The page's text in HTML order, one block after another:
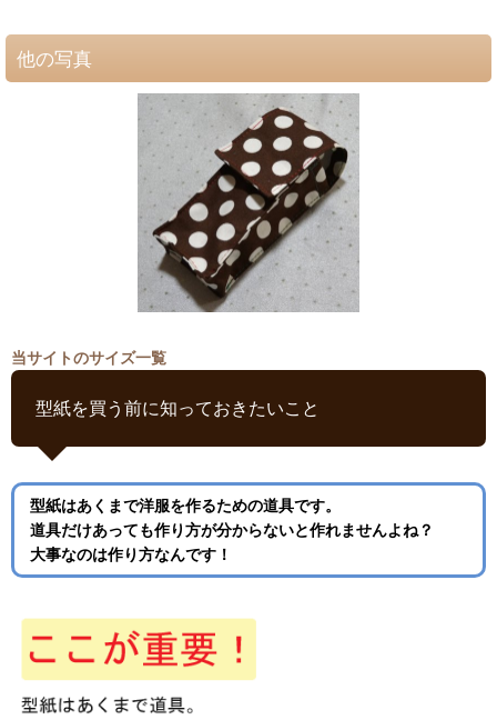
他の写真
当サイトのサイズ一覧
型紙を買う前に知っておきたいこと
型紙はあくまで洋服を作るための道具です。
道具だけあっても作り方が分からないと作れませんよね？
大事なのは作り方なんです！